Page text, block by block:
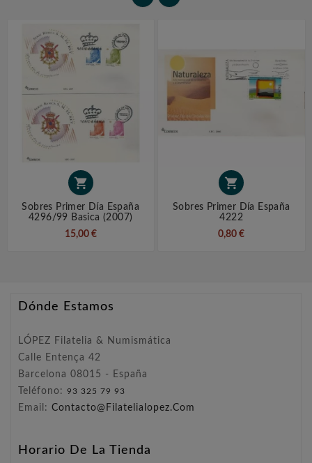

Sobres Primer Día España
4296/99 Basica (2007)
15,00 €

Sobres Primer Día España
4222
0,80 €
Dónde Estamos
LÓPEZ Filatelia & Numismática
Calle Entença 42
Barcelona 08015 - España
Teléfono: 93 325 79 93
Email: Contacto@filatelialopez.com
Horario De La Tienda